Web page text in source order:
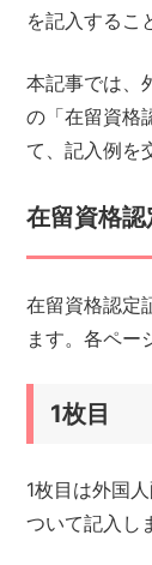
を記入するこ
本記事では、
の「在留資格
て、記入例を
在留資格
在留資格認定
ます。各ペー
1枚目
1枚目は外国
ついて記入し